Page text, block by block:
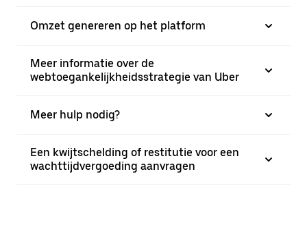
Omzet genereren op het platform
Meer informatie over de
webtoegankelijkheidsstrategie van Uber
Meer hulp nodig?
Een kwijtschelding of restitutie voor een
wachttijdvergoeding aanvragen